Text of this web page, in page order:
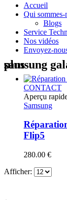
Accueil
Qui sommes-
Blogs
Service
Nos vidéos
Envoyez-
samsung galaxy z flip5 tactile fonctionne plus
CONTACT
Aperçu
Samsung
Flip5
280.00 €
Afficher: